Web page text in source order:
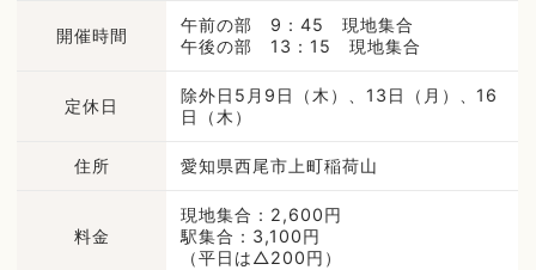
開催時間
午前の部 9：45 現地集合
午後の部 13：15 現地集合
定休日
除外日5月9日（木）、13日（月）、16
日（木）
住所 愛知県西尾市上町稲荷山
料金
現地集合：2,600円
駅集合：3,100円
（平日は△200円）